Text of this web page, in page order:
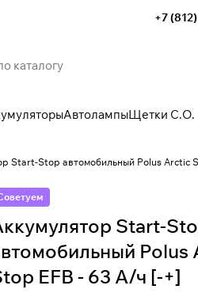
+7
АвтолампыЩетки С.О.
Start-Stop автомобильный Polus Arctic
Start-
Polus
EFB - 63 А/ч [-+]